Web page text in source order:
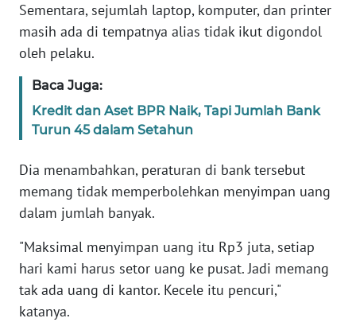
Sementara, sejumlah laptop, komputer, dan printer
masih ada di tempatnya alias tidak ikut digondol
oleh pelaku.
Baca Juga:
Kredit dan Aset BPR Naik, Tapi Jumlah Bank
Turun 45 dalam Setahun
Dia menambahkan, peraturan di bank tersebut
memang tidak memperbolehkan menyimpan uang
dalam jumlah banyak.
"Maksimal menyimpan uang itu Rp3 juta, setiap
hari kami harus setor uang ke pusat. Jadi memang
tak ada uang di kantor. Kecele itu pencuri,"
katanya.
PAPUA
BARAT
RIAU
WN
WN
JAMBI
WN
SULTRA
WN